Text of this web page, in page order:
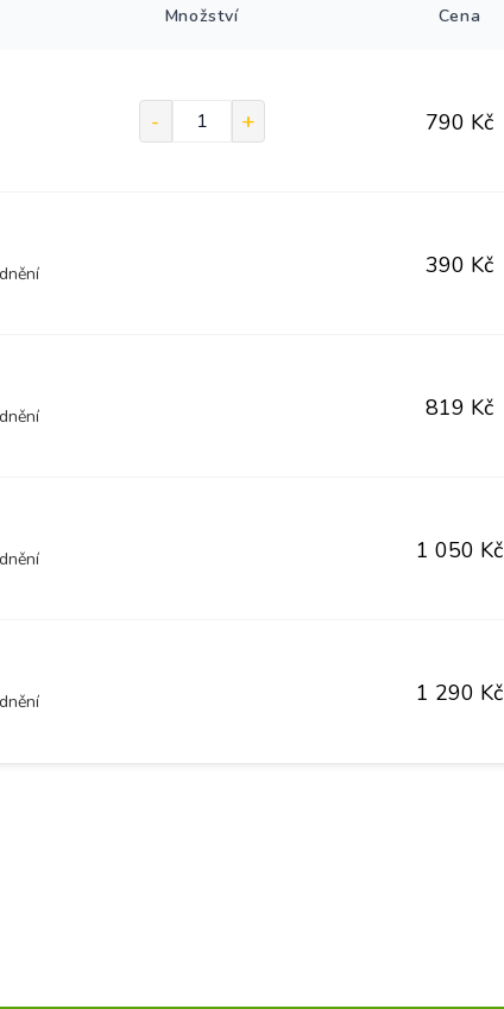
Množství Cena
790 Kč
390 Kč
819 Kč
1 050 Kč
1 290 Kč